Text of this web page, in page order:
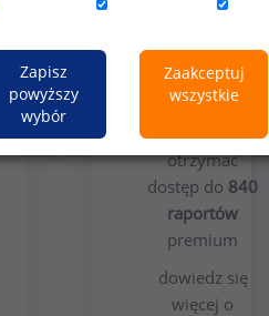
premium
Chcesz
otrzymać
dostęp do 840
raportów
premium
dowiedz się
więcej o
Zapisz
powyższy
wybór
Zaakceptuj
wszystkie